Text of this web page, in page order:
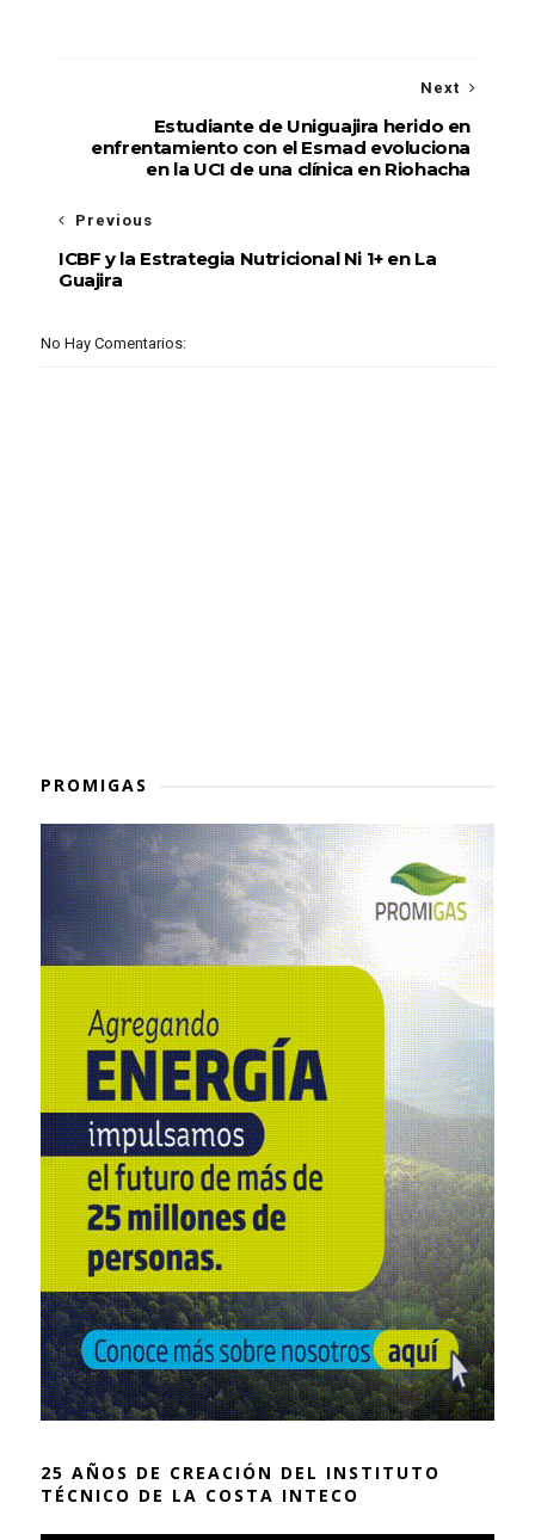
Next
Estudiante de Uniguajira herido en
enfrentamiento con el Esmad evoluciona
en la UCI de una clínica en Riohacha
Previous
ICBF y la Estrategia Nutricional Ni 1+ en La
Guajira
No Hay Comentarios:
PROMIGAS
25 AÑOS DE CREACIÓN DEL INSTITUTO
TÉCNICO DE LA COSTA INTECO